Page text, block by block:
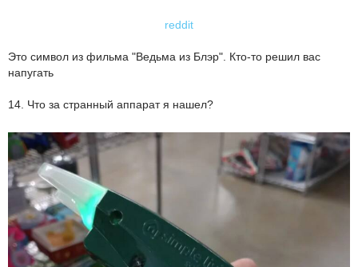
reddit
Это символ из фильма "Ведьма из Блэр". Кто-то решил вас
напугать
14. Что за странный аппарат я нашел?